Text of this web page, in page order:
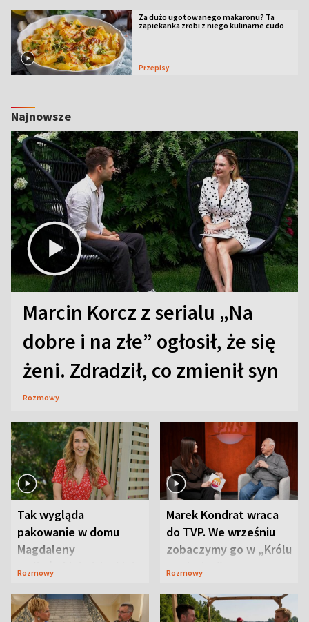
Za dużo ugotowanego makaronu? Ta
zapiekanka zrobi z niego kulinarne cudo
Przepisy
Najnowsze
Marcin Korcz z serialu „Na
dobre i na złe” ogłosił, że się
żeni. Zdradził, co zmienił syn
Rozmowy
Tak wygląda
pakowanie w domu
Magdaleny
Waligórskiej-Lisieckiej.
Rozmowy
Marek Kondrat wraca
do TVP. We wrześniu
zobaczymy go w „Królu
Maciusiu I”
Rozmowy